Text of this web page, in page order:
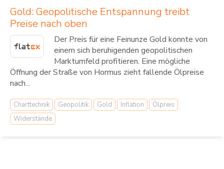
Gold: Geopolitische Entspannung treibt
Preise nach oben
Der Preis für eine Feinunze Gold konnte von
einem sich beruhigenden geopolitischen
Marktumfeld profitieren. Eine mögliche
Öffnung der Straße von Hormus zieht fallende Ölpreise
nach...
Charttechnik Geopolitik Gold Inflation
Ölpreis
Widerstände